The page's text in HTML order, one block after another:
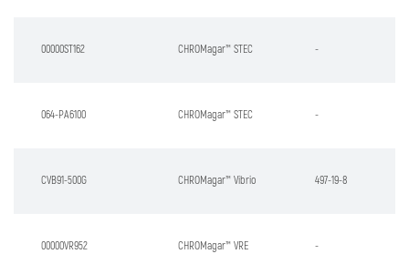
00000ST162 CHROMagar™ STEC -
064-PA6100 CHROMagar™ STEC -
CVB91-500G CHROMagar™ Vibrio 497-19-8
00000VR952 CHROMagar™ VRE -